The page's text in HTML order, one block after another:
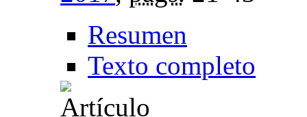
Resumen
Texto completo